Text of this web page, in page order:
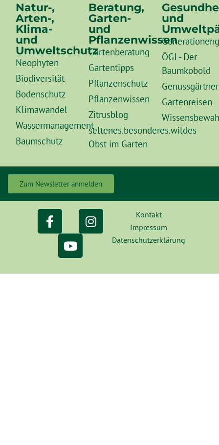
Natur-,
Arten-,
Klima-
und
Umweltschutz
Neophyten
Biodiversität
Bodenschutz
Klimawandel
Wassermanagement
Baumschutz
Beratung,
Garten-
und
Pflanzenwissen
Gartenberatung
Gartentipps
Pflanzenschutz
Pflanzenwissen
Zitrusblog
seltenes.besonderes.wildes
Obst im Garten
und
ÖGI - Der
Baumkobold
Gartenreisen
Zum Newsletter anmelden
Kontakt
Impressum
Datenschutzerklärung